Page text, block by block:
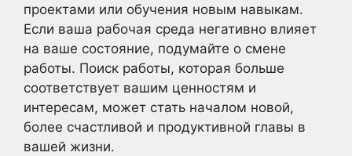
проектами или обучения новым навыкам.
Если ваша рабочая среда негативно влияет
на ваше состояние, подумайте о смене
работы. Поиск работы, которая больше
соответствует вашим ценностям и
интересам, может стать началом новой,
более счастливой и продуктивной главы в
вашей жизни.